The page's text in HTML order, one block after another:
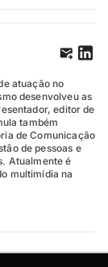
atuação no
desenvolveu as
editor de
também
de Comunicação
de pessoas e
Atualmente é
multimídia na